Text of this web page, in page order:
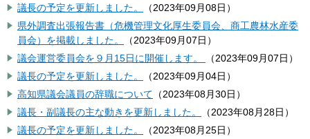
議長の予定を更新しました。
（2023年09月08日 ）
県外調査出張報告書（危機管理文化厚生委員会、商工農林水産委
員会）を掲載しました。
（2023年09月07日 ）
議会運営委員会を９月15日に開催します。
（2023年09月07日 ）
議長の予定を更新しました。
（2023年09月04日 ）
高知県議会議員の辞職について （2023年08月30日 ）
議長・副議長の主な動きを更新しました。
（2023年08月28日 ）
議長の予定を更新しました。
（2023年08月25日 ）